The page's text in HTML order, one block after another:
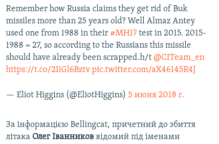
Remember how Russia claims they get rid of Buk
missiles more than 25 years old? Well Almaz Antey
used one from 1988 in their #MH17 test in 2015. 2015-
1988 = 27, so according to the Russians this missile
should have already been scrapped.h/t @CITeam_en
https://t.co/2IiGl6Bztv pic.twitter.com/aX46145R4J
— Eliot Higgins (@EliotHiggins) 5 июня 2018 г.
За інформацією Bellingcat, причетний до збиття
літака Олег Іванников відомий під іменами